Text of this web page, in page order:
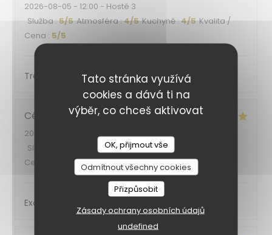
Tato stránka využívá
cookies a dává ti na
výběr, co chceš aktivovat
OK, přijmout vše
Odmítnout všechny cookies
Přizpůsobit
Zásady ochrany osobních údajů
undefined
2026-08-05 - 12:00 - Hosté 3
Služba:5/5 Atmosféra:4/5 Kuchyně:4/5 Kvalita /
Cena : 5/5
Très bon accueil et service
Cécile
2026-08-06
- 12:30 - Hosté 2
Služba
Atmosféra :4/5 Kuchyně
Cena
Excellent